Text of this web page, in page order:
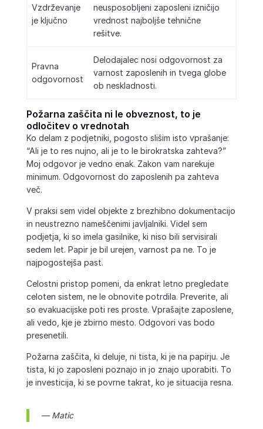
Vzdrževanje
je ključno
neusposobljeni zaposleni izničijo
vrednost najboljše tehnične
rešitve.
Pravna
odgovornost
Delodajalec nosi odgovornost za
varnost zaposlenih in tvega globe
ob neskladnosti.
Požarna zaščita ni le obveznost, to je
odločitev o vrednotah
Ko delam z podjetniki, pogosto slišim isto vprašanje:
“Ali je to res nujno, ali je to le birokratska zahteva?”
Moj odgovor je vedno enak. Zakon vam narekuje
minimum. Odgovornost do zaposlenih pa zahteva
več.
V praksi sem videl objekte z brezhibno dokumentacijo
in neustrezno nameščenimi javljalniki. Videl sem
podjetja, ki so imela gasilnike, ki niso bili servisirali
sedem let. Papir je bil urejen, varnost pa ne. To je
najpogostejša past.
Celostni pristop pomeni, da enkrat letno pregledate
celoten sistem, ne le obnovite potrdila. Preverite, ali
so evakuacijske poti res proste. Vprašajte zaposlene,
ali vedo, kje je zbirno mesto. Odgovori vas bodo
presenetili.
Požarna zaščita, ki deluje, ni tista, ki je na papirju. Je
tista, ki jo zaposleni poznajo in jo znajo uporabiti. To
je investicija, ki se povrne takrat, ko je situacija resna.
— Matic